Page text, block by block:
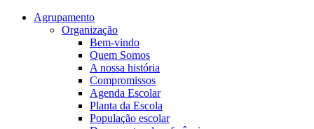
Agrupamento
Organização
Bem-vindo
Quem Somos
A nossa história
Compromissos
Agenda Escolar
Planta da Escola
População escolar